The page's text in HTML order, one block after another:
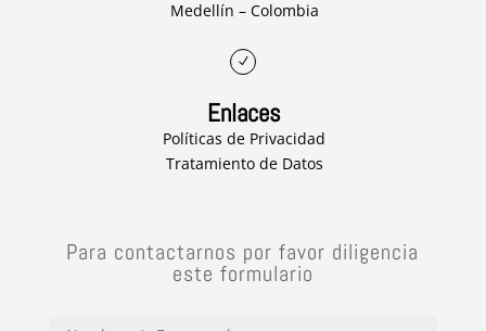
Medellín – Colombia
N
Enlaces
Políticas de Privacidad
Tratamiento de Datos
Para contactarnos por favor diligencia
este formulario